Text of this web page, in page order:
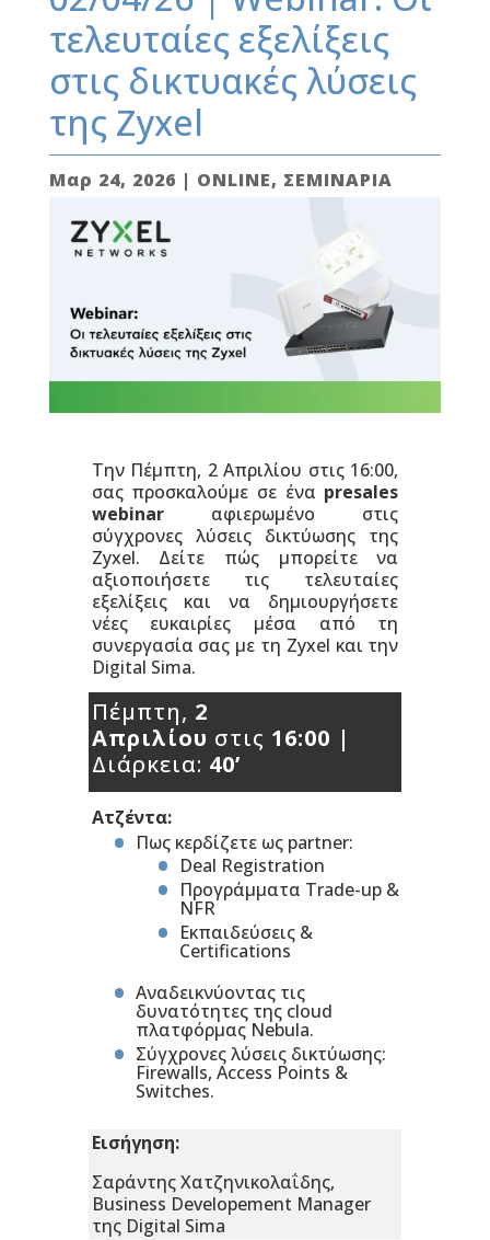
τελευταίες εξελίξεις
στις δικτυακές λύσεις
της Zyxel
Μαρ 24, 2026 | ONLINE, ΣΕΜΙΝΑΡΙΑ
Την Πέμπτη, 2 Απριλίου στις 16:00,
σας προσκαλούμε σε ένα presales
webinarαφιερωμένο στις
σύγχρονες λύσεις δικτύωσης της
Zyxel. Δείτε πώς μπορείτε να
αξιοποιήσετε τις τελευταίες
εξελίξεις και να δημιουργήσετε
νέες ευκαιρίες μέσα από τη
συνεργασία σας με τη Zyxel και την
Digital Sima.
Πέμπτη, 2
Απριλίου στις 16:00 |
Διάρκεια: 40’
Ατζέντα:
Πως κερδίζετε ως partner:
Deal Registration
Προγράμματα Trade-up &
NFR
Εκπαιδεύσεις &
Certifications
Αναδεικνύοντας τις
δυνατότητες της cloud
πλατφόρμας Nebula.
Σύγχρονες λύσεις δικτύωσης:
Firewalls, Access Points &
Switches.
Εισήγηση:
Σαράντης Χατζηνικολαΐδης,
Business Developement Manager
της Digital Sima